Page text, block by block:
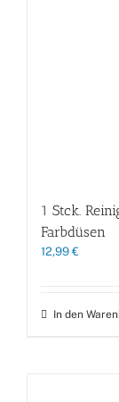
1 Stck.
Farbdüsen
12,99 €
In den